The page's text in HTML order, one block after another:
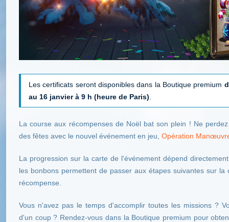
Les certificats seront disponibles dans la Boutique premium
au 16 janvier à 9 h (heure de Paris)
La course aux récompenses de Noël bat son plein ! Ne
des fêtes avec le nouvel événement en jeu, Opération
La progression sur la carte de l'événement dépend
les bonbons permettent de passer aux étapes suivantes sur
récompense.
Vous n'avez pas le temps d'accomplir toutes les missions ?
d'un coup ? Rendez-vous dans la Boutique premium pour